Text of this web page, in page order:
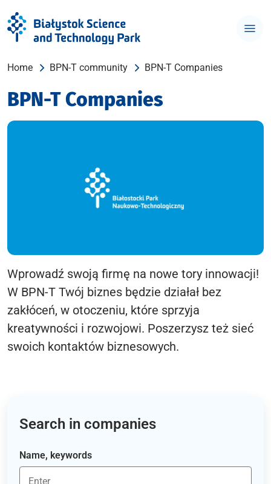
Home BPN-T community BPN-T Companies
BPN-T Companies
Wprowadź swoją firmę na nowe tory innowacji!
W BPN-T Twój biznes będzie działał bez
zakłóceń, w otoczeniu, które sprzyja
kreatywności i rozwojowi. Poszerzysz też sieć
swoich kontaktów biznesowych.
Search in companies
Name, keywords